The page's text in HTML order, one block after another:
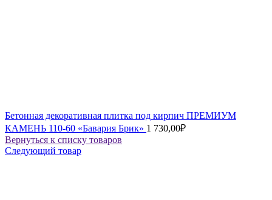
Бетонная декоративная плитка под кирпич ПРЕМИУМ
КАМЕНЬ 110-60 «Бавария Брик» 1 730,00₽
Вернуться к списку товаров
Следующий товар